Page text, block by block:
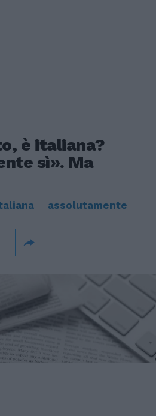
è italiana?
sì». Ma
assolutamente